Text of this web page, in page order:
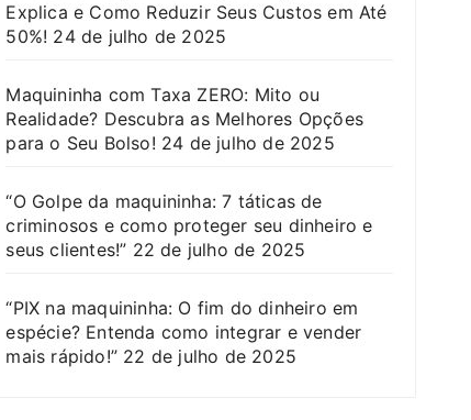
Explica e Como Reduzir Seus Custos em Até
50%! 24 de julho de 2025
Maquininha com Taxa ZERO: Mito ou
Realidade? Descubra as Melhores Opções
para o Seu Bolso! 24 de julho de 2025
“O Golpe da maquininha: 7 táticas de
criminosos e como proteger seu dinheiro e
seus clientes!” 22 de julho de 2025
“PIX na maquininha: O fim do dinheiro em
espécie? Entenda como integrar e vender
mais rápido!” 22 de julho de 2025